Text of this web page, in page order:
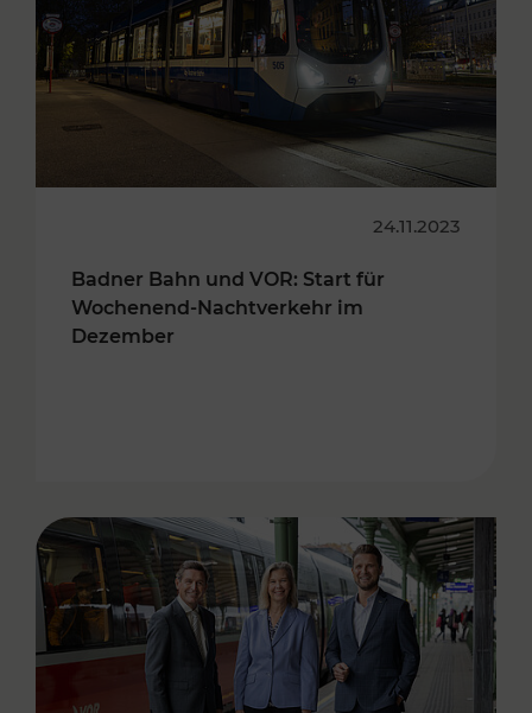
24.11.2023
Badner Bahn und VOR: Start für
Wochenend-Nachtverkehr im
Dezember